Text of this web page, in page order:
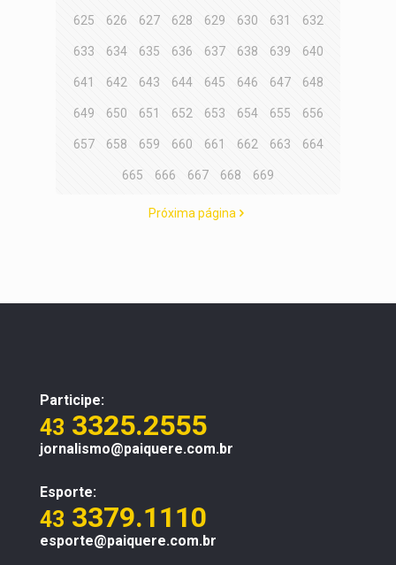
625 626 627 628 629 630 631 632
633 634 635 636 637 638 639 640
641 642 643 644 645 646 647 648
649 650 651 652 653 654 655 656
657 658 659 660 661 662 663 664
665 666 667 668 669
Próxima página
Participe:
43 3325.2555
jornalismo@paiquere.com.br
Esporte:
43 3379.1110
esporte@paiquere.com.br